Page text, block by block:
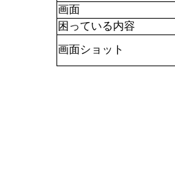
画面
困っている内容
画面ショット